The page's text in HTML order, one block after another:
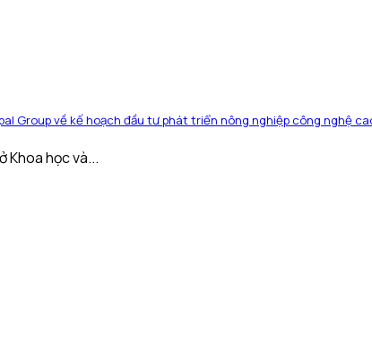
Group về kế hoạch đầu tư phát triển nông nghiệp công nghệ
Khoa học và...